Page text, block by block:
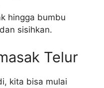
hingga bumbu
sisihkan.
Telur
kita bisa mulai